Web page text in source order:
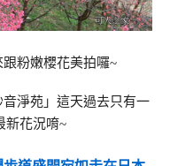
跟粉嫩櫻花美拍囉~
淨苑」這天過去只有一
新花況唷~